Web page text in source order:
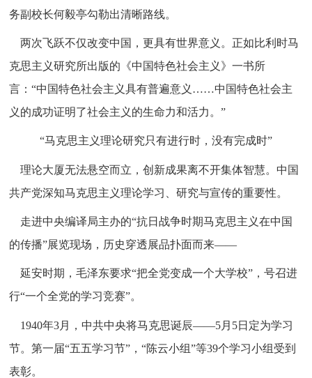
务副校长何毅亭勾勒出清晰路线。
两次飞跃不仅改变中国，更具有世界意义。正如比利时马
克思主义研究所出版的《中国特色社会主义》一书所
言：“中国特色社会主义具有普遍意义……中国特色社会主
义的成功证明了社会主义的生命力和活力。”
“马克思主义理论研究只有进行时，没有完成时”
理论大厦无法悬空而立，创新成果离不开集体智慧。中国
共产党深知马克思主义理论学习、研究与宣传的重要性。
走进中央编译局主办的“抗日战争时期马克思主义在中国
的传播”展览现场，历史穿透展品扑面而来——
延安时期，毛泽东要求“把全党变成一个大学校”，号召进
行“一个全党的学习竞赛”。
1940年3月，中共中央将马克思诞辰——5月5日定为学习
节。第一届“五五学习节”，“陈云小组”等39个学习小组受到
表彰。